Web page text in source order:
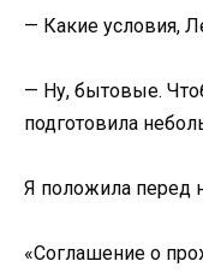
— Какие условия,
— Ну, бытовые.
подготовила
Я положила перед
«Соглашение о